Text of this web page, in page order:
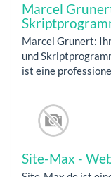
Marcel
Marcel Grunert:
und
ist eine
Site-Max -